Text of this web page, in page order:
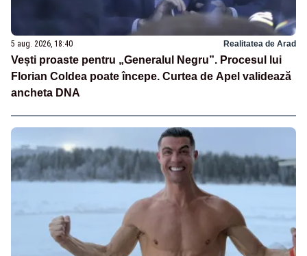
5 aug. 2026, 18:40 Realitatea de Arad
Vești proaste pentru „Generalul Negru”. Procesul lui
Florian Coldea poate începe. Curtea de Apel validează
ancheta DNA